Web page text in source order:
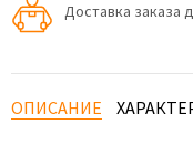
Доставка заказа
ОПИСАНИЕ